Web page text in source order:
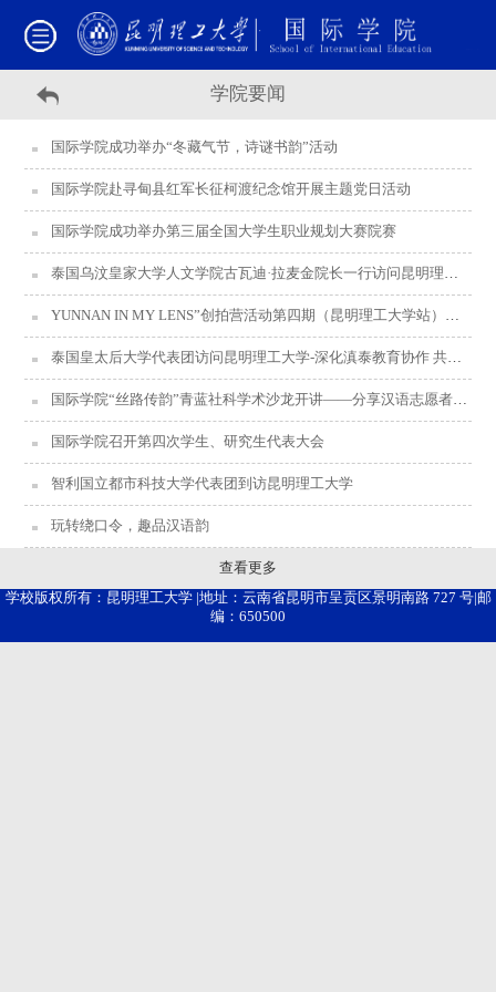
学院要闻
国际学院成功举办“冬藏气节，诗谜书韵”活动
国际学院赴寻甸县红军长征柯渡纪念馆开展主题党日活动
国际学院成功举办第三届全国大学生职业规划大赛院赛
泰国乌汶皇家大学人文学院古瓦迪·拉麦金院长一行访问昆明理工大学
YUNNAN IN MY LENS”创拍营活动第四期（昆明理工大学站）顺利收官
泰国皇太后大学代表团访问昆明理工大学-深化滇泰教育协作 共拓合作新路径
国际学院“丝路传韵”青蓝社科学术沙龙开讲——分享汉语志愿者的海外成长之旅
国际学院召开第四次学生、研究生代表大会
智利国立都市科技大学代表团到访昆明理工大学
玩转绕口令，趣品汉语韵
查看更多
学校版权所有：昆明理工大学 |地址：云南省昆明市呈贡区景明南路 727 号|邮
编：650500